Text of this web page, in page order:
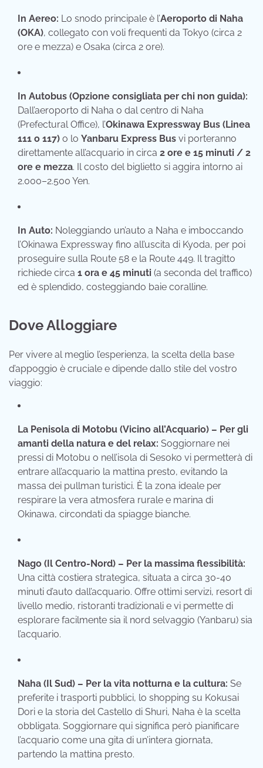
In Aereo: Lo snodo principale è l’Aeroporto di Naha
(OKA), collegato con voli frequenti da Tokyo (circa 2
ore e mezza) e Osaka (circa 2 ore).
In Autobus (Opzione consigliata per chi non guida):
Dall’aeroporto di Naha o dal centro di Naha
(Prefectural Office), l’Okinawa Expressway Bus (Linea
111 o 117) o lo Yanbaru Express Bus vi porteranno
direttamente all’acquario in circa 2 ore e 15 minuti / 2
ore e mezza. Il costo del biglietto si aggira intorno ai
2.000–2.500 Yen.
In Auto: Noleggiando un’auto a Naha e imboccando
l’Okinawa Expressway fino all’uscita di Kyoda, per poi
proseguire sulla Route 58 e la Route 449. Il tragitto
richiede circa 1 ora e 45 minuti (a seconda del traffico)
ed è splendido, costeggiando baie coralline.
Dove Alloggiare
Per vivere al meglio l’esperienza, la scelta della base
d’appoggio è cruciale e dipende dallo stile del vostro
viaggio:
La Penisola di Motobu (Vicino all’Acquario) – Per gli
amanti della natura e del relax: Soggiornare nei
pressi di Motobu o nell’isola di Sesoko vi permetterà di
entrare all’acquario la mattina presto, evitando la
massa dei pullman turistici. È la zona ideale per
respirare la vera atmosfera rurale e marina di
Okinawa, circondati da spiagge bianche.
Nago (Il Centro-Nord) – Per la massima flessibilità:
Una città costiera strategica, situata a circa 30-40
minuti d’auto dall’acquario. Offre ottimi servizi, resort di
livello medio, ristoranti tradizionali e vi permette di
esplorare facilmente sia il nord selvaggio (Yanbaru) sia
l’acquario.
Naha (Il Sud) – Per la vita notturna e la cultura: Se
preferite i trasporti pubblici, lo shopping su Kokusai
Dori e la storia del Castello di Shuri, Naha è la scelta
obbligata. Soggiornare qui significa però pianificare
l’acquario come una gita di un’intera giornata,
partendo la mattina presto.